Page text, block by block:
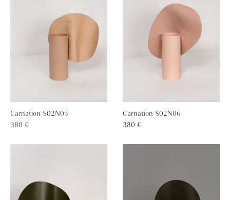
Carnation S02N05
380 €
Carnation S02N06
380 €